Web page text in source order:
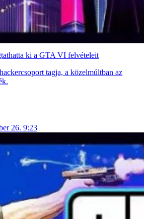
ki a GTA VI felvételeit
tagja, a közelmúltban az
26. 9:23